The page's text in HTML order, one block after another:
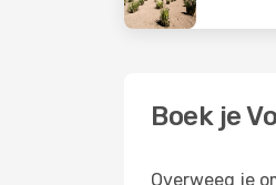
Boek je
Overweeg je